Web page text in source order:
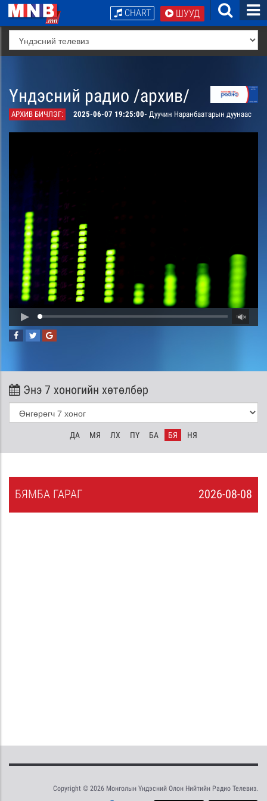
ШУУД
CHART
Үндэсний радио /архив/
АРХИВ БИЧЛЭГ: 2025-06-07 19:25:00- Дуучин Наранбаатарын дуунаас
Энэ 7 хоногийн хөтөлбөр
ДА МЯ ЛХ ПҮ БА БЯ НЯ
2026-08-08
БЯМБА ГАРАГ
Copyright © 2026 Монголын Үндэсний Олон Нийтийн Радио Телевиз.